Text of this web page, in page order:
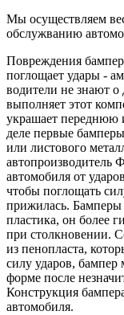
Мы осуществляем
обслужванию
Повреждения
поглощает удары -
водители не знают о
выполняет этот
украшает переднюю
деле первые
или листового
автопроизводитель
автомобиля от
чтобы поглощать
прижилась. Бамперы
пластика, он более
при столкновении.
из пенопласта,
силу ударов, бампер
форме после
Конструкция
автомобиля.